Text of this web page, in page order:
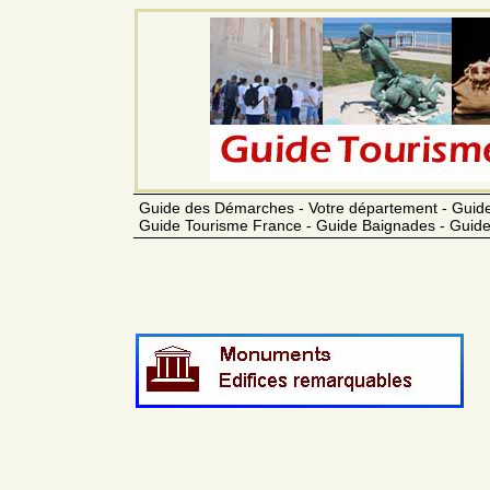
Guide des Démarches - Votre département -
Guide Tourisme France - Guide Baignades -